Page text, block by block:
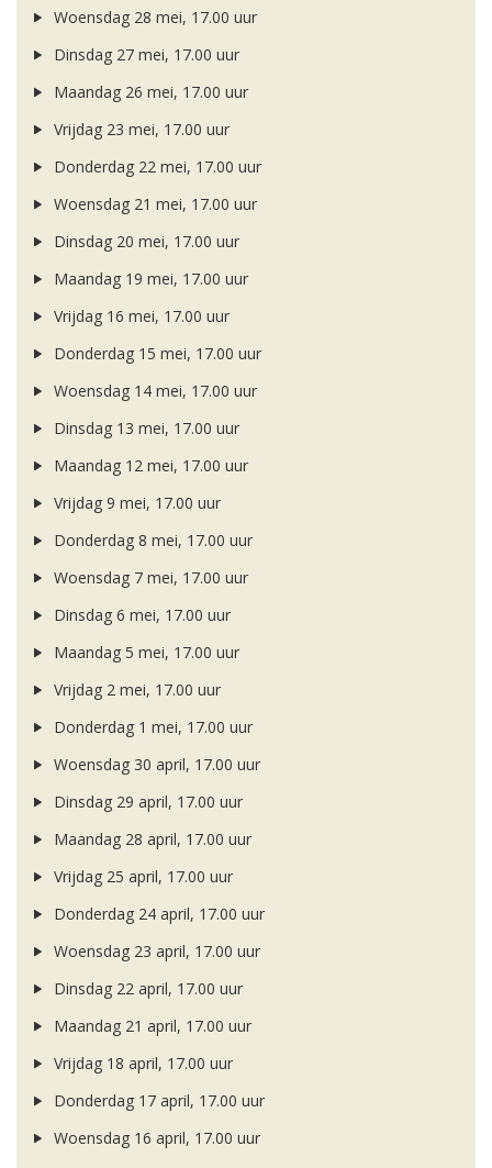
Woensdag 28 mei, 17.00 uur
Dinsdag 27 mei, 17.00 uur
Maandag 26 mei, 17.00 uur
Vrijdag 23 mei, 17.00 uur
Donderdag 22 mei, 17.00 uur
Woensdag 21 mei, 17.00 uur
Dinsdag 20 mei, 17.00 uur
Maandag 19 mei, 17.00 uur
Vrijdag 16 mei, 17.00 uur
Donderdag 15 mei, 17.00 uur
Woensdag 14 mei, 17.00 uur
Dinsdag 13 mei, 17.00 uur
Maandag 12 mei, 17.00 uur
Vrijdag 9 mei, 17.00 uur
Donderdag 8 mei, 17.00 uur
Woensdag 7 mei, 17.00 uur
Dinsdag 6 mei, 17.00 uur
Maandag 5 mei, 17.00 uur
Vrijdag 2 mei, 17.00 uur
Donderdag 1 mei, 17.00 uur
Woensdag 30 april, 17.00 uur
Dinsdag 29 april, 17.00 uur
Maandag 28 april, 17.00 uur
Vrijdag 25 april, 17.00 uur
Donderdag 24 april, 17.00 uur
Woensdag 23 april, 17.00 uur
Dinsdag 22 april, 17.00 uur
Maandag 21 april, 17.00 uur
Vrijdag 18 april, 17.00 uur
Donderdag 17 april, 17.00 uur
Woensdag 16 april, 17.00 uur